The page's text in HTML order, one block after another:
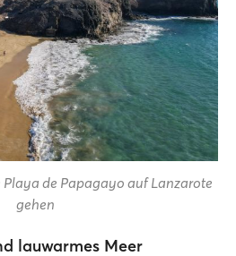
de Papagayo auf Lanzarote
gehen
lauwarmes Meer